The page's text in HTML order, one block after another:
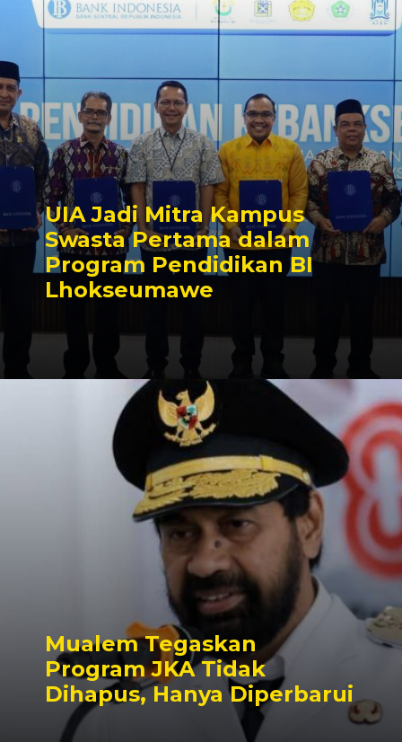
UIA Jadi Mitra Kampus
Swasta Pertama dalam
Program Pendidikan BI
Lhokseumawe
Mualem Tegaskan
Program JKA Tidak
Dihapus, Hanya Diperbarui